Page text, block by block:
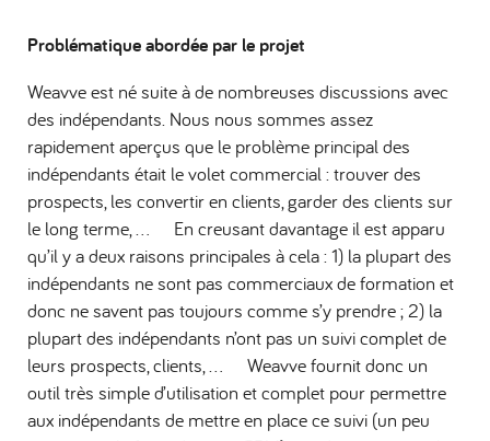
Problématique abordée par le projet
Weavve est né suite à de nombreuses discussions avec
des indépendants. Nous nous sommes assez
rapidement aperçus que le problème principal des
indépendants était le volet commercial : trouver des
prospects, les convertir en clients, garder des clients sur
le long terme, … En creusant davantage il est apparu
qu’il y a deux raisons principales à cela : 1) la plupart des
indépendants ne sont pas commerciaux de formation et
donc ne savent pas toujours comme s’y prendre ; 2) la
plupart des indépendants n’ont pas un suivi complet de
leurs prospects, clients, … Weavve fournit donc un
outil très simple d’utilisation et complet pour permettre
aux indépendants de mettre en place ce suivi (un peu